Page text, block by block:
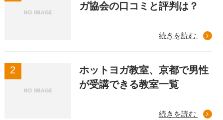
ガ協会の口コミと評判は？
続きを読む
ホットヨガ教室、京都で男性
が受講できる教室一覧
続きを読む